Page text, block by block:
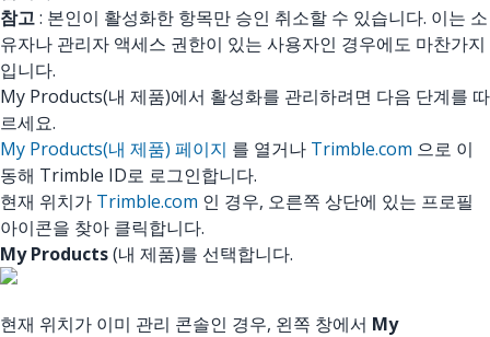
참고: 본인이 활성화한 항목만 승인 취소할 수 있습니다. 이는 소
유자나 관리자 액세스 권한이 있는 사용자인 경우에도 마찬가지
입니다.
My Products(내 제품)에서 활성화를 관리하려면 다음 단계를 따
르세요.
My Products(내 제품) 페이지 를 열거나 Trimble.com 으로 이
동해 Trimble ID로 로그인합니다.
현재 위치가 Trimble.com 인 경우, 오른쪽 상단에 있는 프로필
아이콘을 찾아 클릭합니다.
My Products(내 제품)를 선택합니다.
현재 위치가 이미 관리 콘솔인 경우, 왼쪽 창에서 My